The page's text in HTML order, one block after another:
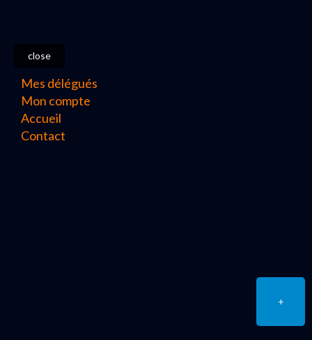
+
close
Mes délégués
Mon compte
Accueil
Contact